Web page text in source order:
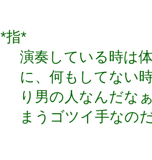
*指*
演奏している時は
に、何もしてない
り男の人なんだな
まうゴツイ手なの